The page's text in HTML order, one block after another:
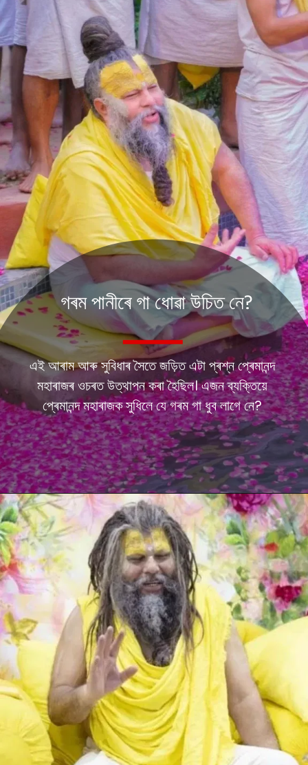
এই আৰাম আৰু সুবিধাৰ সৈতে জড়িত এটা প্ৰশ্ন প্ৰেমানন্দ
মহাৰাজৰ ওচৰত উত্থাপন কৰা হৈছিল। এজন ব্যক্তিয়ে
প্ৰেমানন্দ মহাৰাজক সুধিলে যে গৰম গা ধুব লাগে নে?
গৰম পানীৰে গা ধোৱা উচিত নে?